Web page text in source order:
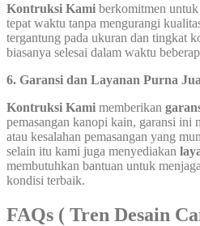
Kontruksi Kami berkomitmen
tepat waktu tanpa mengurangi
tergantung pada ukuran dan tingkat
biasanya selesai dalam waktu
6. Garansi dan Layanan Purna
Kontruksi Kami memberikan
pemasangan kanopi kain, garansi ini
atau kesalahan pemasangan yang
selain itu kami juga menyediakan
membutuhkan bantuan untuk
kondisi terbaik.
FAQs ( Tren Desain